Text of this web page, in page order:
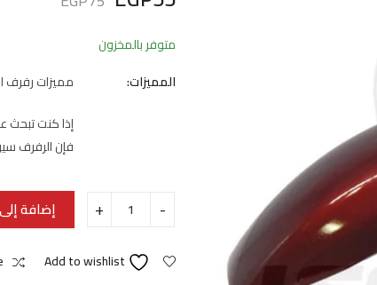
متوفر بالمخزون
المميزات:
مميزات رفرف
إذا كنت تبحث
فإن الرفرف
إضافة
Add to wishlist